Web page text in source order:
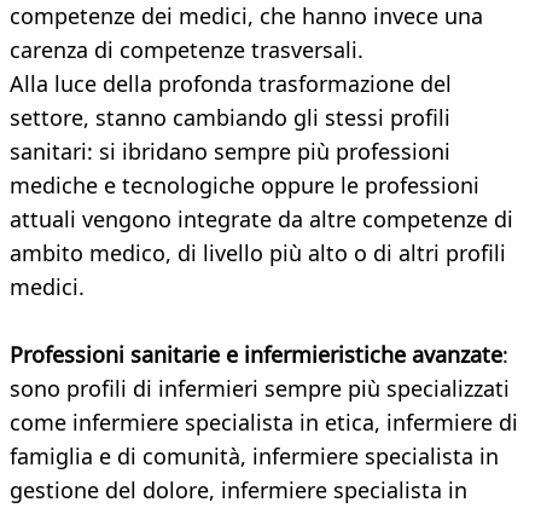
competenze dei medici, che hanno invece una
carenza di competenze trasversali.
Alla luce della profonda trasformazione del
settore, stanno cambiando gli stessi profili
sanitari: si ibridano sempre più professioni
mediche e tecnologiche oppure le professioni
attuali vengono integrate da altre competenze di
ambito medico, di livello più alto o di altri profili
medici.
Professioni sanitarie e infermieristiche avanzate:
sono profili di infermieri sempre più specializzati
come infermiere specialista in etica, infermiere di
famiglia e di comunità, infermiere specialista in
gestione del dolore, infermiere specialista in